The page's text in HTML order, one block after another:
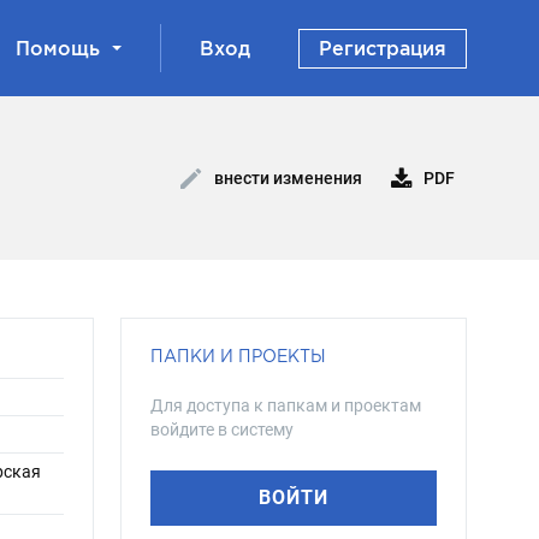
Помощь Вход Регистрация
внести изменения PDF
ПАПКИ И ПРОЕКТЫ
Для доступа к папкам и проектам
войдите в систему
ВОЙТИ